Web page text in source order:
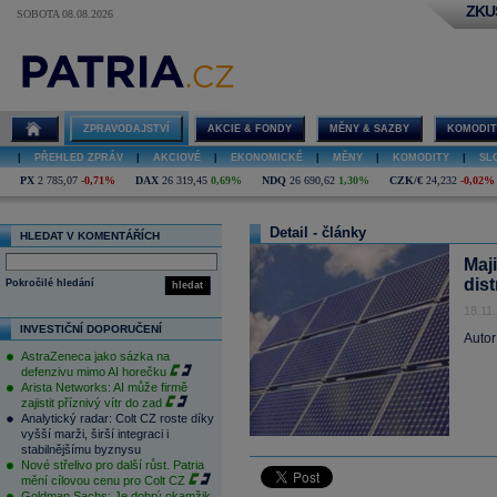
SOBOTA 08.08.2026
ZPRAVODAJSTVÍ AKCIE & FONDY MĚNY & SAZBY
PŘEHLED ZPRÁV AKCIOVÉ EKONOMICKÉ MĚNY KOMODITY
PX 2 785,07 -0,71% DAX 26 319,45 0,69% NDQ 26 690,62 1,30% CZK/€ 24,232 -0,02%
HLEDAT V KOMENTÁŘÍCH
hledat
Pokročilé hledání
INVESTIČNÍ DOPORUČENÍ
AstraZeneca jako sázka na
defenzivu mimo AI horečku
Arista Networks: AI může firmě
zajistit příznivý vítr do zad
Analytický radar: Colt CZ roste díky
vyšší marži, širší integraci i
stabilnějšímu byznysu
Nové střelivo pro další růst. Patria
mění cílovou cenu pro Colt CZ
Detail - články